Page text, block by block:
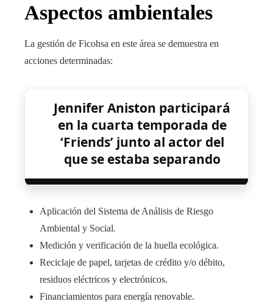
Aspectos ambientales
La gestión de Ficohsa en este área se demuestra en
acciones determinadas:
Jennifer Aniston participará
en la cuarta temporada de
‘Friends’ junto al actor del
que se estaba separando
Aplicación del Sistema de Análisis de Riesgo
Ambiental y Social.
Medición y verificación de la huella ecológica.
Reciclaje de papel, tarjetas de crédito y/o débito,
residuos eléctricos у electrónicos.
Financiamientos para energía renovable.